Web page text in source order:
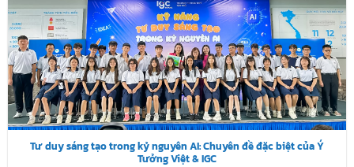
Tư duy sáng tạo trong kỷ nguyên AI: Chuyên đề đặc biệt của Ý
Tưởng Việt & IGC